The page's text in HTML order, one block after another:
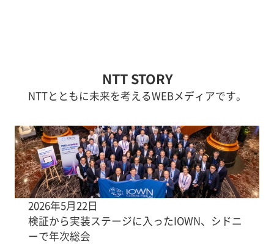
NTT STORY
NTTとともに未来を考えるWEBメディアです。
2026年5月22日
検証から実装ステージに入ったIOWN、シドニ
ーで年次総会